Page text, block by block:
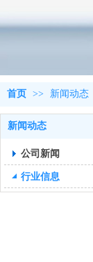
首页 >> 新闻动态
新闻动态
公司新闻
行业信息